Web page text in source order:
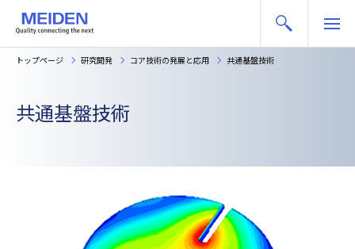
トップページ 研究開発 コア技術の発展と応用 共通基盤技術
共通基盤技術